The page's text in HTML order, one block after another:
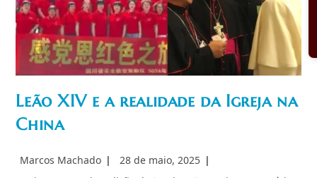
Leão XIV e a realidade da Igreja na
China
Autor
Marcos Machado
Post
28 de maio, 2025